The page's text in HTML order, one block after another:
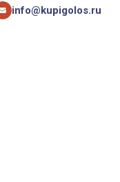
info@kupigolos.ru